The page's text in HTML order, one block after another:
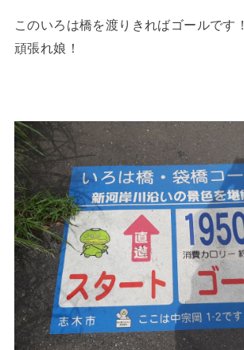
このいろは橋を渡りきればゴールです！
頑張れ娘！